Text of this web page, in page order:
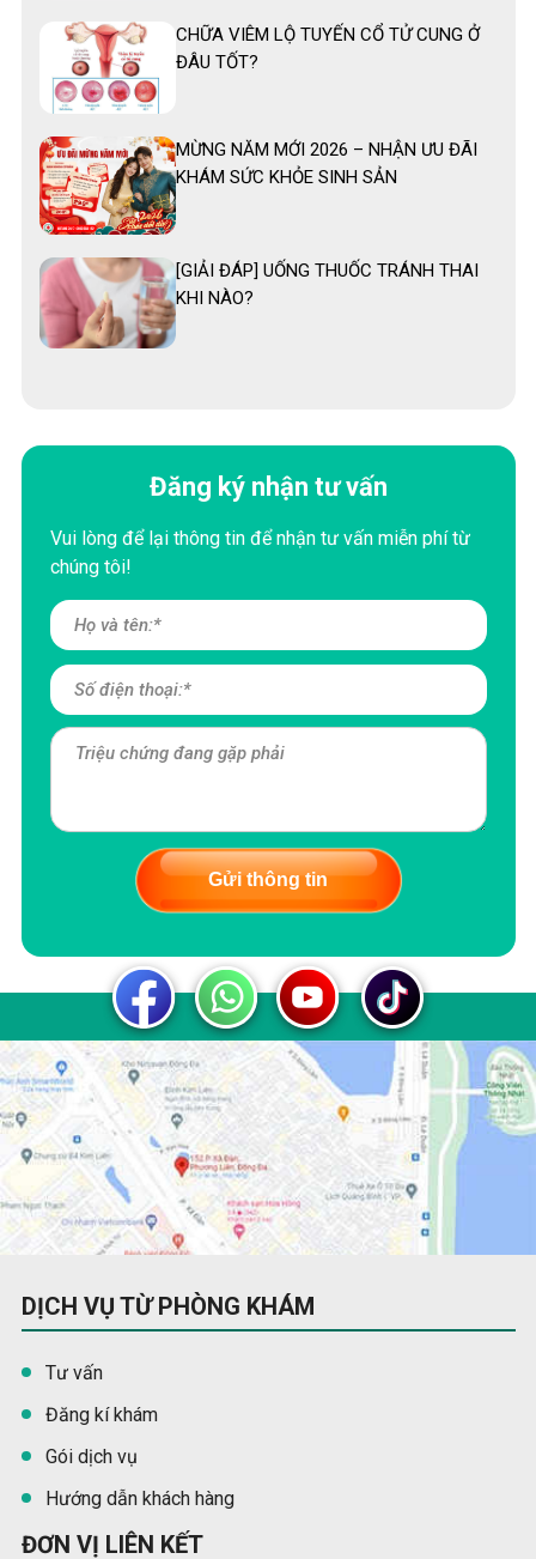
CHỮA VIÊM LỘ TUYẾN CỔ TỬ CUNG Ở
ĐÂU TỐT?
MỪNG NĂM MỚI 2026 – NHẬN ƯU ĐÃI
KHÁM SỨC KHỎE SINH SẢN
[GIẢI ĐÁP] UỐNG THUỐC TRÁNH THAI
KHI NÀO?
Đăng ký nhận tư vấn
Vui lòng để lại thông tin để nhận tư vấn miễn phí từ
chúng tôi!
Gửi thông tin
DỊCH VỤ TỪ PHÒNG KHÁM
Tư vấn
Đăng kí khám
Gói dịch vụ
Hướng dẫn khách hàng
ĐƠN VỊ LIÊN KẾT